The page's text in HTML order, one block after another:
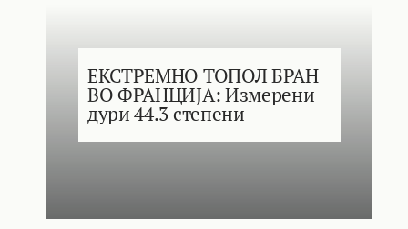
ЕКСТРЕМНО ТОПОЛ БРАН
ВО ФРАНЦИЈА: Измерени
дури 44.3 степени